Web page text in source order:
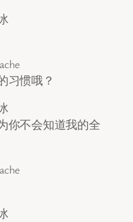
习惯哦？
你不会知道我的全